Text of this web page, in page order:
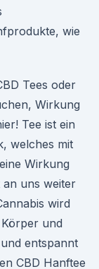
wie
Tees oder
Wirkung
Tee ist ein
welches mit
Wirkung
uns weiter
wird
und
entspannt
CBD Hanftee